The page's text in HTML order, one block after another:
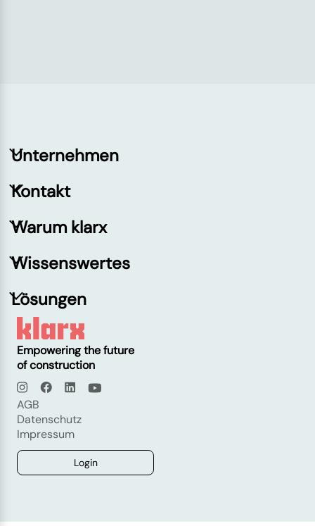
Unternehmen
Kontakt
Warum klarx
Wissenswertes
Lösungen
Empowering the future
of construction
AGB
Datenschutz
Impressum
Login